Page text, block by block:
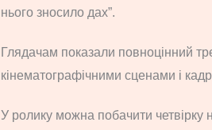
нього зносило дах”.
Глядачам показали повноцінний
кінематографічними сценами і
У ролику можна побачити четвірку